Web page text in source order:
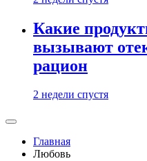
Какие
вызывают
рацион
2 недели спустя
Главная
Любовь